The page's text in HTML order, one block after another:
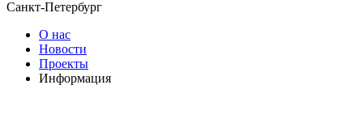
Санкт-Петербург
О нас
Новости
Проекты
Информация